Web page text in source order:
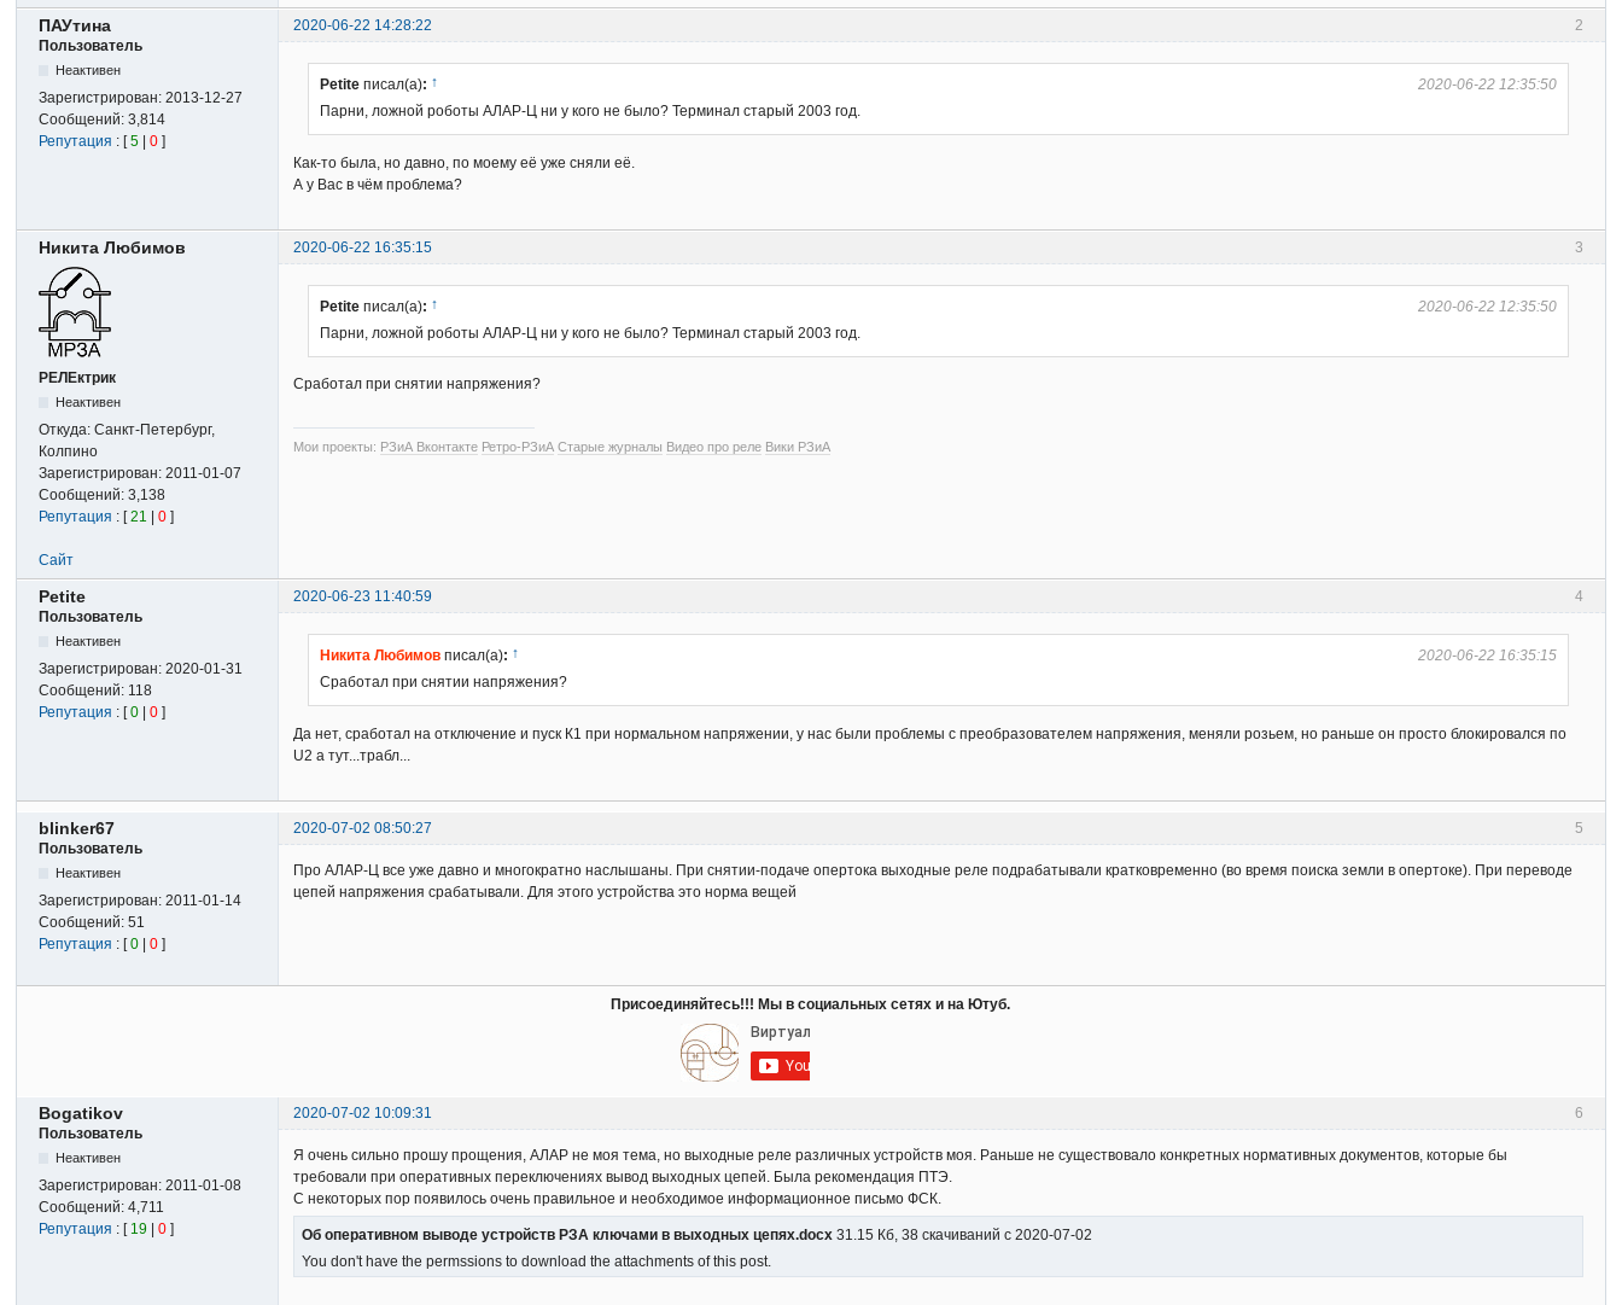
2
ПАУтина
2020-06-22 14:28:22
Пользователь
Неактивен
Зарегистрирован:2013-12-27
Сообщений:3,814
Репутация : [5 |0 ]
Petite писал(а): ↑
2020-06-22 12:35:50
Парни, ложной роботы АЛАР-Ц ни у кого не было? Терминал старый 2003 год.
Как-то была, но давно, по моему её уже сняли её.
А у Вас в чём проблема?
3
Никита Любимов 2020-06-22 16:35:15
РЕЛЕктрик
Неактивен
Откуда:Санкт-Петербург,
Колпино
Зарегистрирован:2011-01-07
Сообщений:3,138
Репутация : [21 |0 ]
Petite писал(а): ↑
2020-06-22 12:35:50
Парни, ложной роботы АЛАР-Ц ни у кого не было? Терминал старый 2003 год.
Сработал при снятии напряжения?
Мои проекты: РЗиА Вконтакте Ретро-РЗиА Старые журналы Видео про реле Вики РЗиА
Сайт
4
Petite
2020-06-23 11:40:59
Пользователь
Неактивен
Зарегистрирован:2020-01-31
Сообщений: 118
Репутация : [0 |0 ]
Никита Любимов писал(а): ↑
2020-06-22 16:35:15
Сработал при снятии напряжения?
Да нет, сработал на отключение и пуск К1 при нормальном напряжении, у нас были проблемы с преобразователем напряжения, меняли розьем, но раньше он просто блокировался по
U2 а тут...трабл...
5
blinker67
2020-07-02 08:50:27
Пользователь
Неактивен
Зарегистрирован:2011-01-14
Сообщений:51
Репутация : [0 |0 ]
Про АЛАР-Ц все уже давно и многократно наслышаны. При снятии-подаче опертока выходные реле подрабатывали кратковременно (во время поиска земли в опертоке). При переводе
цепей напряжения срабатывали. Для этого устройства это норма вещей
Присоединяйтесь!!! Мы в социальных сетях и на Ютуб.
6
Bogatikov
2020-07-02 10:09:31
Пользователь
Неактивен
Зарегистрирован:2011-01-08
Сообщений:4,711
Репутация : [ 19 |0 ]
Я очень сильно прошу прощения, АЛАР не моя тема, но выходные реле различных устройств моя. Раньше не существовало конкретных нормативных документов, которые бы
требовали при оперативных переключениях вывод выходных цепей. Была рекомендация ПТЭ.
С некоторых пор появилось очень правильное и необходимое информационное письмо ФСК.
Об оперативном выводе устройств РЗА ключами в выходных цепях.docx 31.15 Кб, 38 скачиваний с 2020-07-02
You don't have the permssions to download the attachments of this post.